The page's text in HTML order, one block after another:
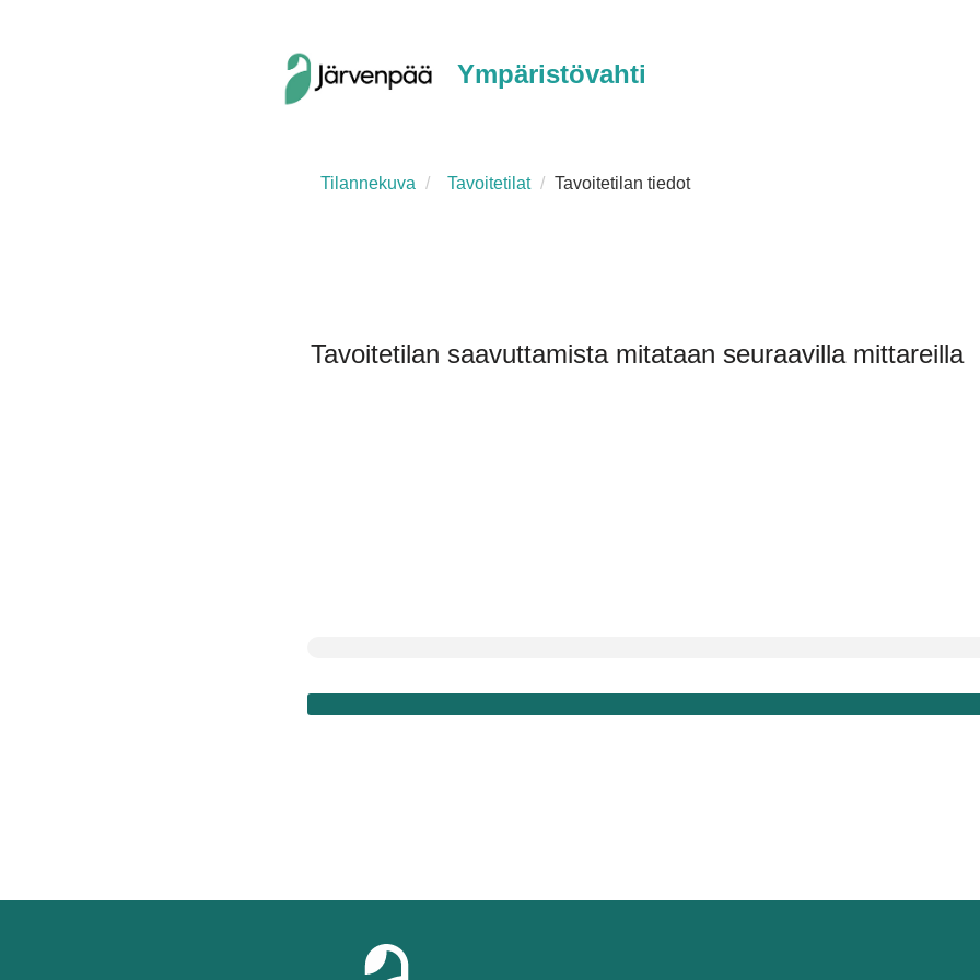
Ympäristövahti
Tilannekuva Tavoitetilat Tavoitetilan tiedot
Tavoitetilan saavuttamista mitataan seuraavilla mittareilla